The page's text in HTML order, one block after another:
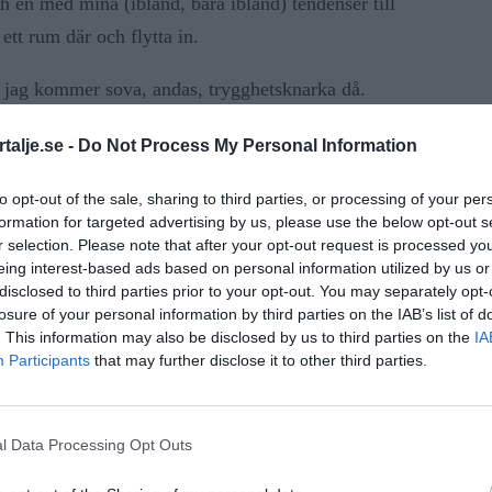
- Do Not Process My Personal Information
opt-out of the sale, sharing to third parties, or processing of your
for targeted advertising by us, please use the below opt-out
selection. Please note that after your opt-out request is processed
interest-based ads based on personal information utilized by us
to third parties prior to your opt-out. You may separately
of your personal information by third parties on the IAB’s list of
This information may also be disclosed by us to third parties on the
Participants that may further disclose it to other third parties.
Data Processing Opt Outs
rum där och flytta in.
jag kommer sova, andas, trygghetsknarka då.
och öppna ögon.
flugit, vilket jag avskyr (ni vet, hade det varit
vi haft vingar) varit fylld av skräck, men hittat,
ANNONS
med en övertydlighet som borde gjort mig till
ett dugg med sånt att göra.